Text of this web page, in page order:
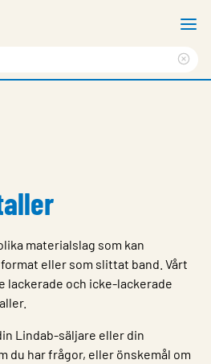
materialslag som kan
eller som slittat band. Vårt
lackerade och icke-lackerade
Lindab-säljare eller din
du har frågor, eller önskemål om